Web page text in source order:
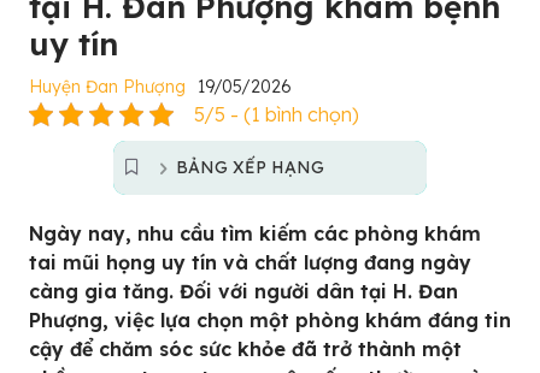
uy tín
Huyện Đan Phượng 19/05/2026
5/5 - (1 bình chọn)
BẢNG XẾP HẠNG
Ngày nay, nhu cầu tìm kiếm các phòng khám
tai mũi họng uy tín và chất lượng đang ngày
càng gia tăng. Đối với người dân tại H. Đan
Phượng, việc lựa chọn một phòng khám đáng tin
cậy để chăm sóc sức khỏe đã trở thành một